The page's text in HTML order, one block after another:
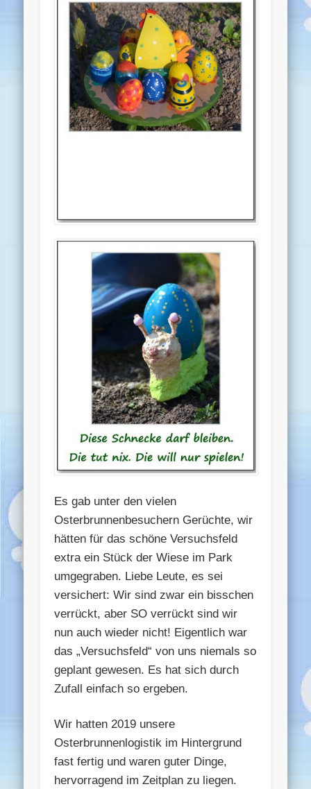
Es gab unter den vielen
Osterbrunnenbesuchern Gerüchte, wir
hätten für das schöne Versuchsfeld
extra ein Stück der Wiese im Park
umgegraben. Liebe Leute, es sei
versichert: Wir sind zwar ein bisschen
verrückt, aber SO verrückt sind wir
nun auch wieder nicht! Eigentlich war
das „Versuchsfeld“ von uns niemals so
geplant gewesen. Es hat sich durch
Zufall einfach so ergeben.
Wir hatten 2019 unsere
Osterbrunnenlogistik im Hintergrund
fast fertig und waren guter Dinge,
hervorragend im Zeitplan zu liegen.